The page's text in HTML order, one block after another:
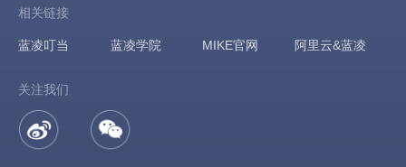
相关链接
蓝凌叮当 蓝凌学院 MIKE官网 阿里云&蓝凌
关注我们